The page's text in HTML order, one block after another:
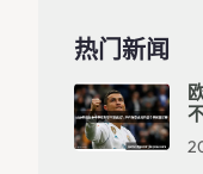
热门新闻